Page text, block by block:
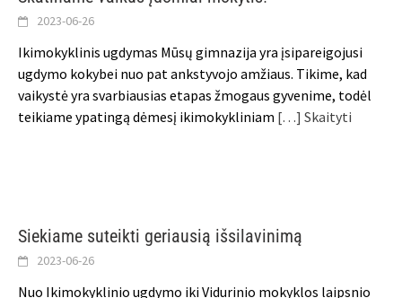
2023-06-26
Ikimokyklinis ugdymas Mūsų gimnazija yra įsipareigojusi
ugdymo kokybei nuo pat ankstyvojo amžiaus. Tikime, kad
vaikystė yra svarbiausias etapas žmogaus gyvenime, todėl
teikiame ypatingą dėmesį ikimokykliniam […] Skaityti
Siekiame suteikti geriausią išsilavinimą
2023-06-26
Nuo Ikimokyklinio ugdymo iki Vidurinio mokyklos laipsnio